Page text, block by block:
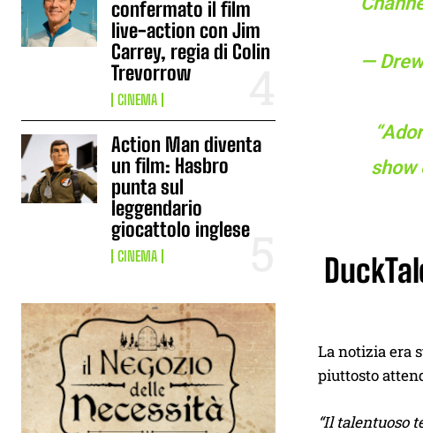
confermato il film
live-action con Jim
Carrey, regia di Colin
Trevorrow
CINEMA
Action Man diventa
un film: Hasbro
punta sul
leggendario
giocattolo inglese
CINEMA
—
show
La notizia era
piuttosto
“Il talentuoso